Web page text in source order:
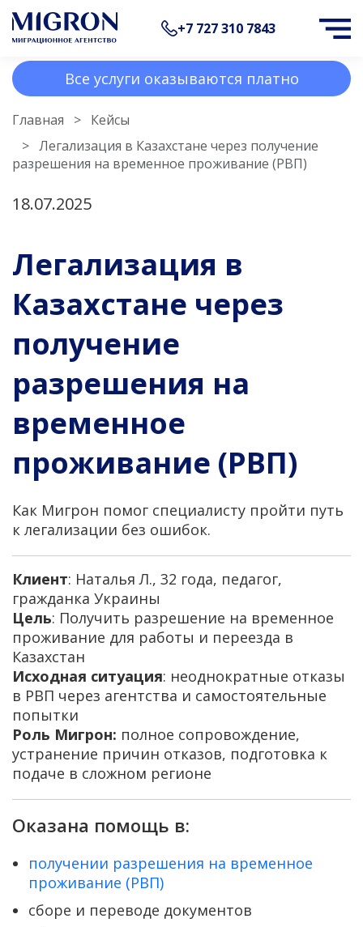
+7 727 310 7843
Все услуги оказываются платно
Главная
Кейсы
Легализация в Казахстане через получение
разрешения на временное проживание (РВП)
18.07.2025
Легализация в
Казахстане через
получение
разрешения на
временное
проживание (РВП)
Как Мигрон помог специалисту пройти путь
к легализации без ошибок.
Клиент: Наталья Л., 32 года, педагог,
гражданка Украины
Цель: Получить разрешение на временное
проживание для работы и переезда в
Казахстан
Исходная ситуация: неоднократные отказы
в РВП через агентства и самостоятельные
попытки
Роль Мигрон: полное сопровождение,
устранение причин отказов, подготовка к
подаче в сложном регионе
Оказана помощь в:
получении разрешения на временное
проживание (РВП)
сборе и переводе документов